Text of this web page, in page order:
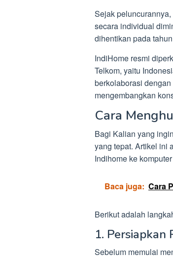
Sejak
secara individual
dihentikan pada
IndiHome resmi
Telkom, yaitu
berkolaborasi
mengembangkan
Cara
Bagi Kalian yang
yang tepat. Artikel ini
Indihome ke
Baca juga: Cara
Berikut adalah
1. Persiapkan
Sebelum memulai